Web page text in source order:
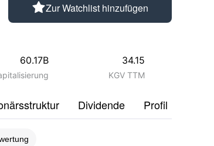
Zur Watchlist hinzufügen
60.17B 34.15
KGV TTM
Dividende Profil